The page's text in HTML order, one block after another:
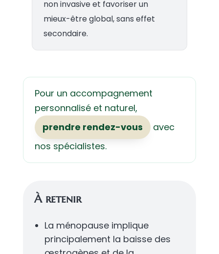
non invasive et favoriser un
mieux-être global, sans effet
secondaire.
Pour un accompagnement
personnalisé et naturel,
prendre rendez-vous
avec
nos spécialistes.
À retenir
La ménopause implique
principalement la baisse des